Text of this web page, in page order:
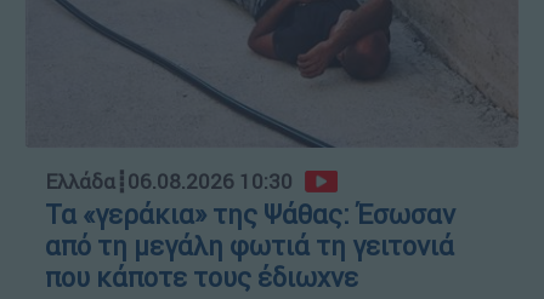
Ελλάδα┋06.08.2026 10:30
Τα «γεράκια» της Ψάθας: Έσωσαν
από τη μεγάλη φωτιά τη γειτονιά
που κάποτε τους έδιωχνε